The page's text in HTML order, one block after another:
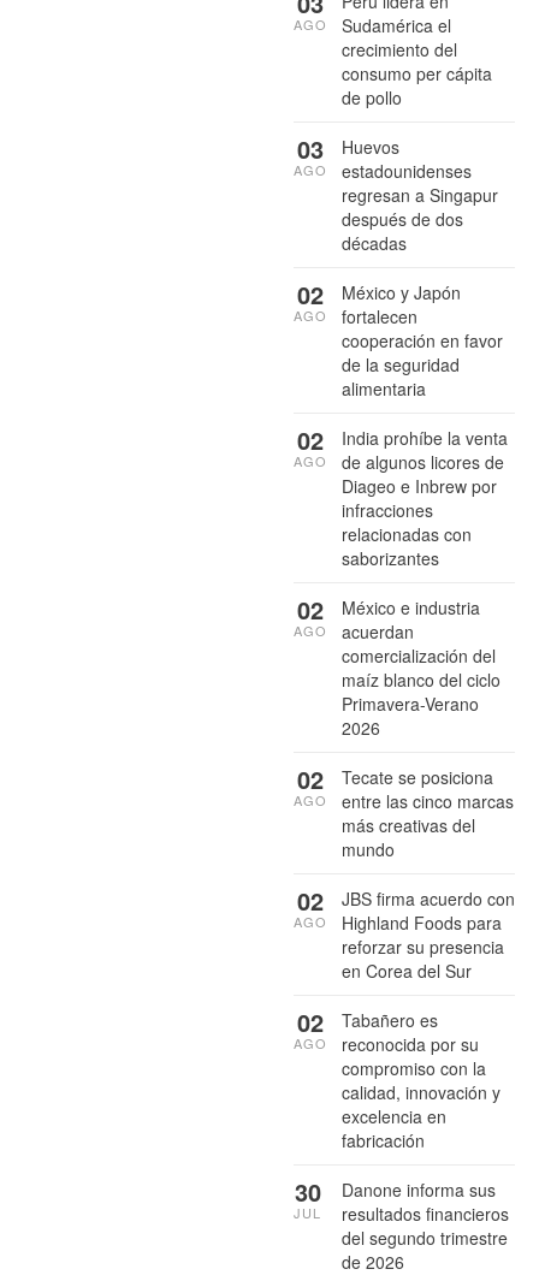
Sudamérica el
crecimiento del
consumo per cápita
de pollo
AGO
Huevos
estadounidenses
regresan a Singapur
después de dos
décadas
03
AGO
México y Japón
fortalecen
cooperación en favor
de la seguridad
alimentaria
02
AGO
India prohíbe la venta
de algunos licores de
Diageo e Inbrew por
infracciones
relacionadas con
saborizantes
02
AGO
México e industria
acuerdan
comercialización del
maíz blanco del ciclo
Primavera-Verano
2026
02
AGO
Tecate se posiciona
entre las cinco marcas
más creativas del
mundo
02
AGO
JBS firma acuerdo con
Highland Foods para
reforzar su presencia
en Corea del Sur
02
AGO
Tabañero es
reconocida por su
compromiso con la
calidad, innovación y
excelencia en
fabricación
02
AGO
Danone informa sus
resultados financieros
del segundo trimestre
de 2026
30
JUL